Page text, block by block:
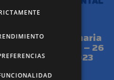
Asamblea Ordinaria
e Extraordinaria – 26
de Abril de 2023